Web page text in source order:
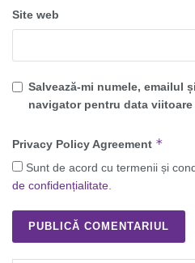
Site web
Salvează-mi numele, emailul
navigator pentru data
Privacy Policy Agreement *
Sunt de acord cu termenii și
de confidențialitate